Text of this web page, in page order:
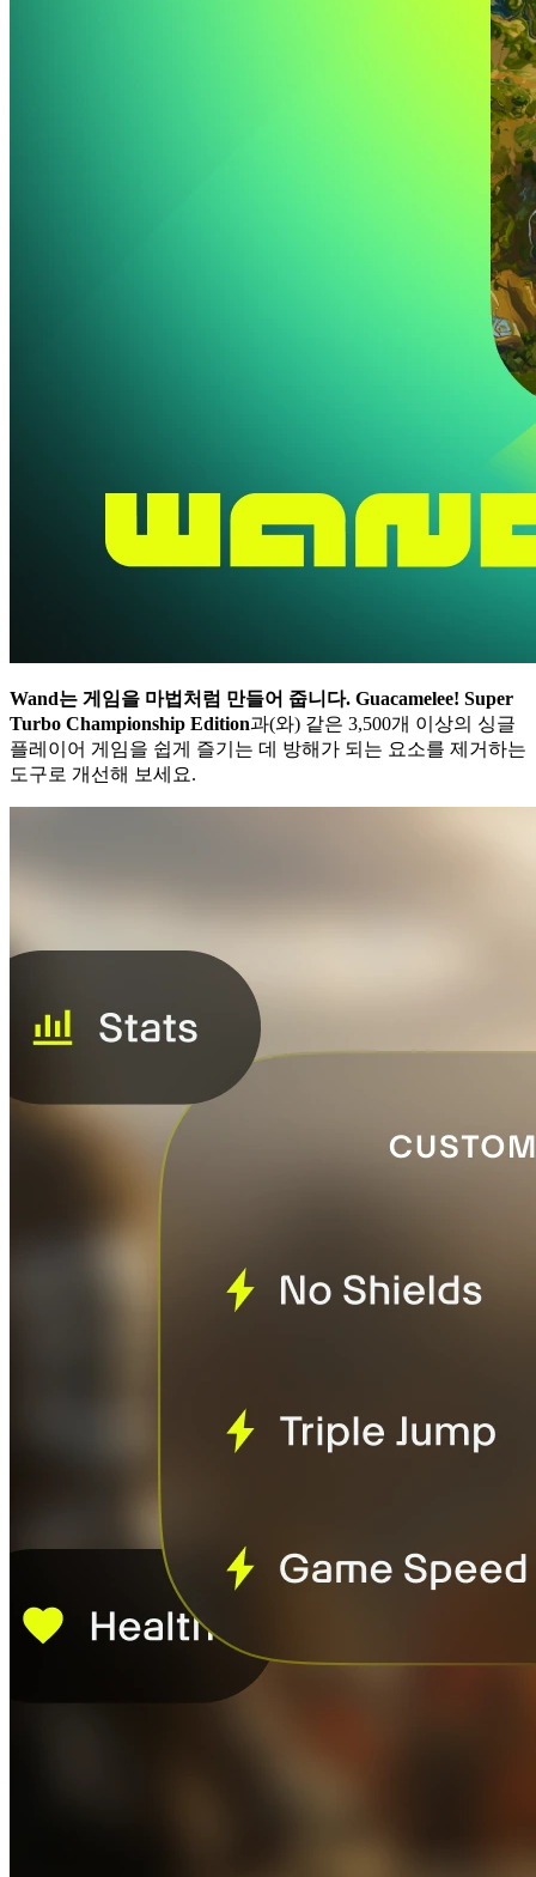
Wand는 게임을 마법처럼 만들어 줍니다. Guacamelee! Super
Turbo Championship Edition과(와) 같은 3,500개 이상의 싱글
플레이어 게임을 쉽게 즐기는 데 방해가 되는 요소를 제거하는
도구로 개선해 보세요.